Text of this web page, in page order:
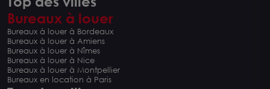
Bureaux à louer
Bureaux à louer à Bordeaux
Bureaux à louer à Amiens
Bureaux à louer à Nîmes
Bureaux à louer à Nice
Bureaux à louer à Montpellier
Bureaux en location à Paris